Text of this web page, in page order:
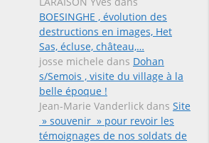
BOESINGHE , évolution des
destructions en images, Het
Sas, écluse, château,…
josse michele dans Dohan
s/Semois , visite du village à la
belle époque !
Jean-Marie Vanderlick dans Site
» souvenir » pour revoir les
témoignages de nos soldats de